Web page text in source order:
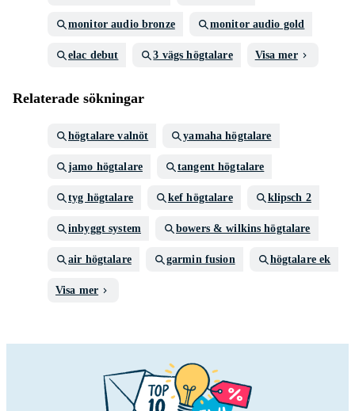
monitor audio bronze monitor audio gold
elac debut 3 vägs högtalare Visa mer
Relaterade sökningar
högtalare valnöt yamaha högtalare
jamo högtalare tangent högtalare
tyg högtalare kef högtalare klipsch 2
inbyggt system bowers & wilkins högtalare
air högtalare garmin fusion högtalare ek
Visa mer